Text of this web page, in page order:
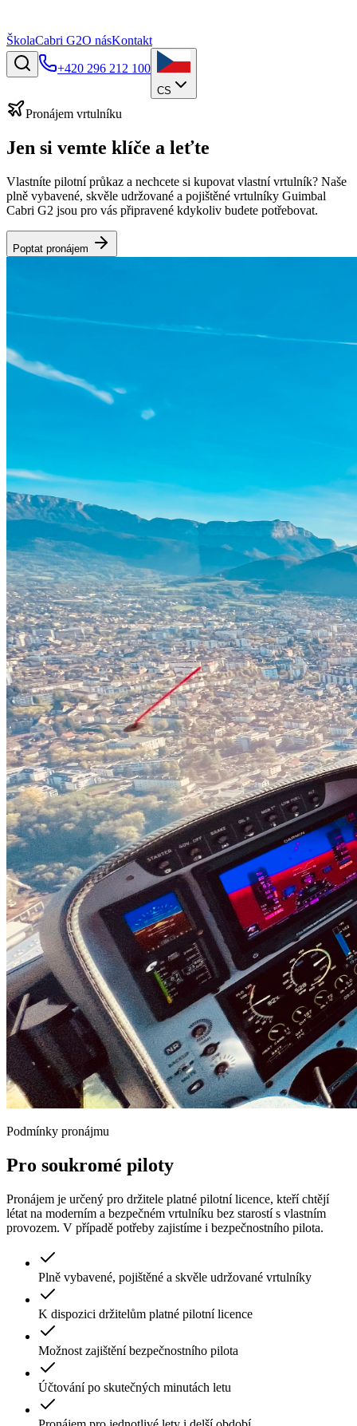
ŠkolaCabri G2O násKontakt
+420 296 212 100
CS
Pronájem vrtulníku
Jen si vemte klíče a leťte
Vlastníte pilotní průkaz a nechcete si kupovat vlastní vrtulník? Naše
plně vybavené, skvěle udržované a pojištěné vrtulníky Guimbal
Cabri G2 jsou pro vás připravené kdykoliv budete potřebovat.
Poptat pronájem
Podmínky pronájmu
Pro soukromé piloty
Pronájem je určený pro držitele platné pilotní licence, kteří chtějí
létat na moderním a bezpečném vrtulníku bez starostí s vlastním
provozem. V případě potřeby zajistíme i bezpečnostního pilota.
Plně vybavené, pojištěné a skvěle udržované vrtulníky
K dispozici držitelům platné pilotní licence
Možnost zajištění bezpečnostního pilota
Účtování po skutečných minutách letu